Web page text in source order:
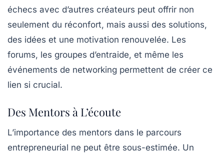
échecs avec d’autres créateurs peut offrir non
seulement du réconfort, mais aussi des solutions,
des idées et une motivation renouvelée. Les
forums, les groupes d’entraide, et même les
événements de networking permettent de créer ce
lien si crucial.
Des Mentors à L’écoute
L’importance des mentors dans le parcours
entrepreneurial ne peut être sous-estimée. Un